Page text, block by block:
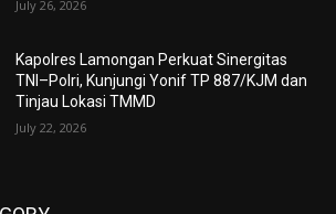
July 26, 2026
Kapolres Lamongan Perkuat Sinergitas
TNI–Polri, Kunjungi Yonif TP 887/KJM dan
Tinjau Lokasi TMMD
July 22, 2026